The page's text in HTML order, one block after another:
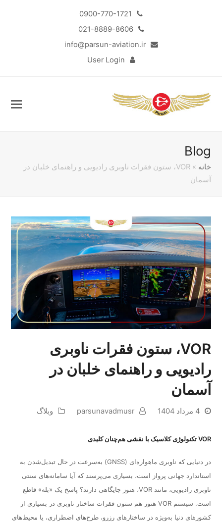
0900-770-1721
021-8889-8606
info@parsun-aviation.ir
User Login
Blog
خانه »
VOR، ستون فقرات ناوبری رادیویی و راهنمای خلبان در
آسمان
VOR، ستون فقرات ناوبری
رادیویی و راهنمای خلبان در
آسمان
4 مرداد 1404 parsunavadmusr وبلاگ
VOR تکنولوژی کلاسیک با نقشی هم‌چنان کلیدی
در دنیایی که ناوبری ماهواره‌ای (GNSS) به‌سرعت در حال تبدیل‌شدن به
استاندارد جهانی پرواز است، بسیاری می‌پرسند که آیا سامانه‌های سنتی
ناوبری رادیویی، مانند VOR، هنوز جایگاهی دارند؟ پاسخ یک «بله» قاطع
است. سیستم VOR هنوز هم ستون فقرات ساختار ناوبری در بسیاری از
کشورهای دنیا به‌ویژه در ساختارهای رزرو، طرح‌های اضطراری، یا محیط‌های